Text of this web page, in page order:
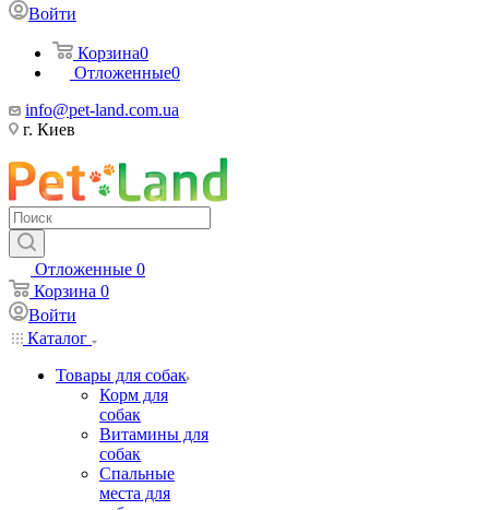
Войти
Корзина0
Отложенные0
info@pet-land.com.ua
г. Киев
Отложенные 0
Корзина 0
Войти
Каталог
Товары для собак
Корм для
собак
Витамины для
собак
Спальные
места для